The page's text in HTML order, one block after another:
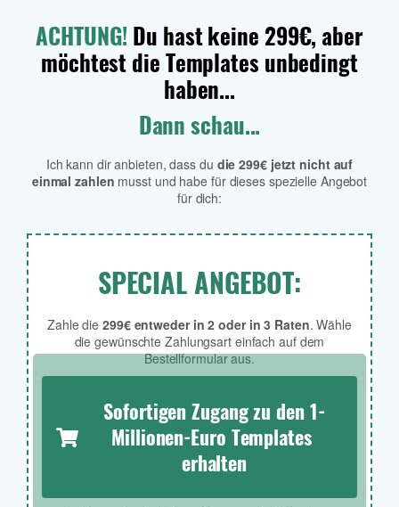
ACHTUNG!Du hast keine 299€, aber
möchtest die Templates unbedingt
haben...
Dann schau...
Ich kann dir anbieten, dass du die 299€ jetzt nicht auf
einmal zahlen musst und habe für dieses spezielle Angebot
für dich:
SPECIAL ANGEBOT:
Zahle die299€ entweder in 2 oder in 3 Raten. Wähle
die gewünschte Zahlungsart einfach auf dem
Bestellformular aus.
Sofortigen Zugang zu den 1-
Millionen-Euro Templates
erhalten